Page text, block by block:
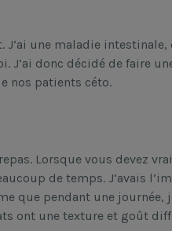
une maladie
J’ai donc décidé de faire
nos patients céto.
Lorsque vous devez
de temps. J’avais
que pendant une journée,
ont une texture et goût